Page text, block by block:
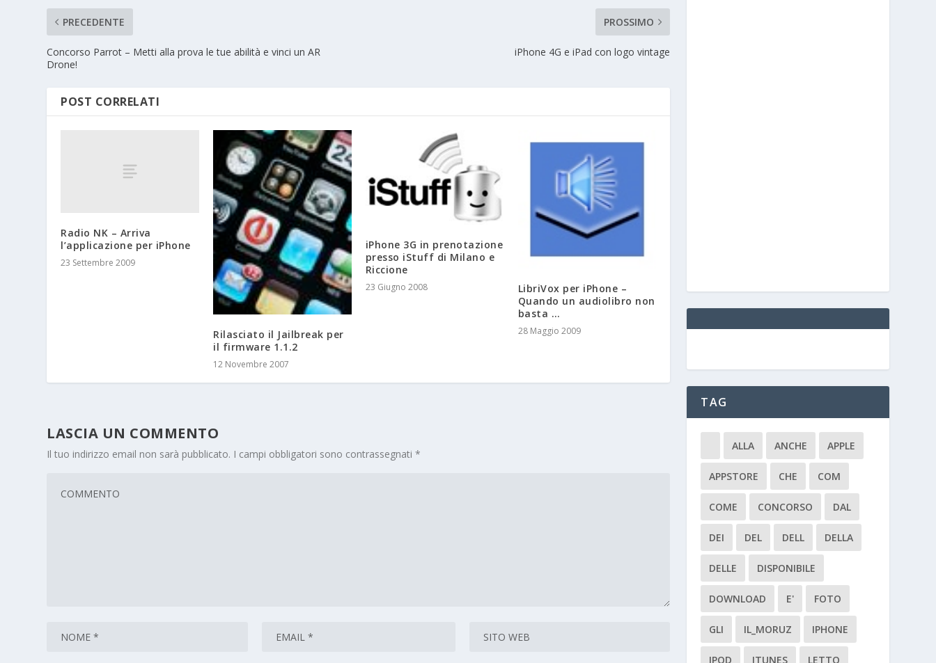
PRECEDENTE
Concorso Parrot – Metti alla prova le tue abilità e vinci un AR
Drone!
PROSSIMO
iPhone 4G e iPad con logo vintage
POST CORRELATI
Radio NK – Arriva
l’applicazione per iPhone
23 Settembre 2009
Rilasciato il Jailbreak per
il firmware 1.1.2
12 Novembre 2007
iPhone 3G in prenotazione
presso iStuff di Milano e
Riccione
23 Giugno 2008
LibriVox per iPhone –
Quando un audiolibro non
basta …
28 Maggio 2009
LASCIA UN COMMENTO
Il tuo indirizzo email non sarà pubblicato. I campi obbligatori sono contrassegnati*
TAG
ALLA ANCHE APPLE
APPSTORE CHE COM
COME CONCORSO DAL
DEI DEL DELL DELLA
DELLE DISPONIBILE
DOWNLOAD E' FOTO
GLI IL_MORUZ IPHONE
IPOD ITUNES LETTO